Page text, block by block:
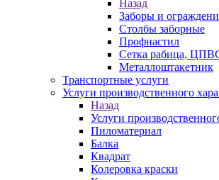
Назад
Заборы и
Столбы заборные
Профнастил
Сетка рабица,
Металлоштакетник
Транспортные услуги
Услуги производственного
Назад
Услуги
Пиломатериал
Балка
Квадрат
Колеровка краски